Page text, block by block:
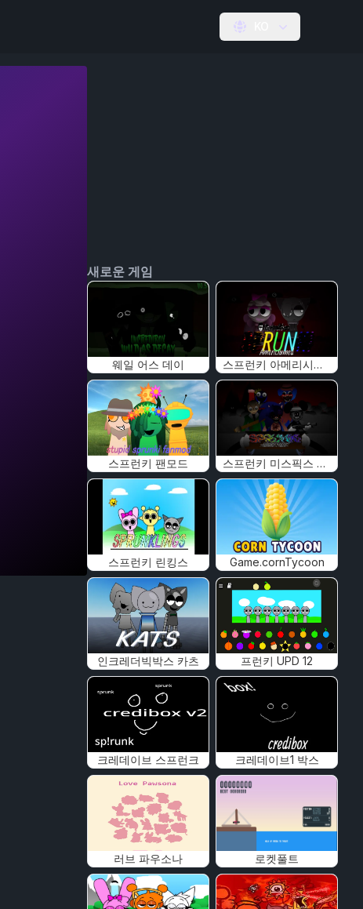
새로운 게임
웨일 어스 데이 스프런키 아메리시움 메드
스프런키 팬모드 스프런키 미스픽스 믹스
스프런키 린킹스 Game.cornTycoon
인크레더빅박스 카츠 프런키 UPD 12
크레데이브 스프런크 크레데이브1 박스
러브 파우소나 로켓풀트